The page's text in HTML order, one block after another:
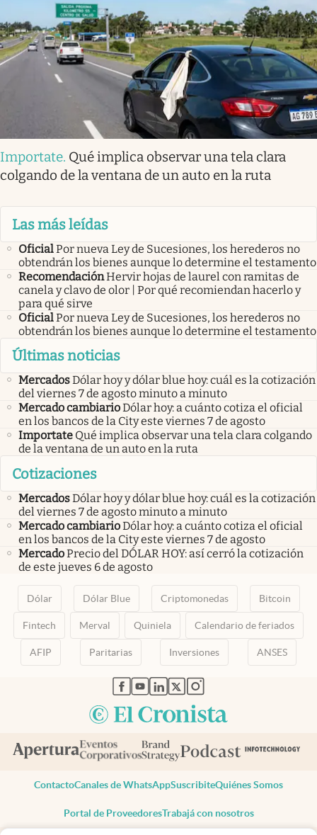
Importate. Qué implica observar una tela clara
colgando de la ventana de un auto en la ruta
Las más leídas
OficialPor nueva Ley de Sucesiones, los herederos no
obtendrán los bienes aunque lo determine el testamento
RecomendaciónHervir hojas de laurel con ramitas de
canela y clavo de olor | Por qué recomiendan hacerlo y
para qué sirve
OficialPor nueva Ley de Sucesiones, los herederos no
obtendrán los bienes aunque lo determine el testamento
Últimas noticias
MercadosDólar hoy y dólar blue hoy: cuál es la cotización
del viernes 7 de agosto minuto a minuto
Mercado cambiarioDólar hoy: a cuánto cotiza el oficial
en los bancos de la City este viernes 7 de agosto
Importate Qué implica observar una tela clara colgando
de la ventana de un auto en la ruta
Cotizaciones
MercadosDólar hoy y dólar blue hoy: cuál es la cotización
del viernes 7 de agosto minuto a minuto
Mercado cambiarioDólar hoy: a cuánto cotiza el oficial
en los bancos de la City este viernes 7 de agosto
MercadoPrecio del DÓLAR HOY: así cerró la cotización
de este jueves 6 de agosto
Dólar Dólar Blue Criptomonedas Bitcoin
Fintech Merval Quiniela Calendario de feriados
AFIP Paritarias Inversiones ANSES
abre en nueva pestaña
abre en nueva pestaña
abre en nueva pestaña
abre en nueva pestaña
abre en nueva pestaña
ContactoCanales de WhatsAppSuscribiteQuiénes Somos
Portal de ProveedoresTrabajá con nosotros